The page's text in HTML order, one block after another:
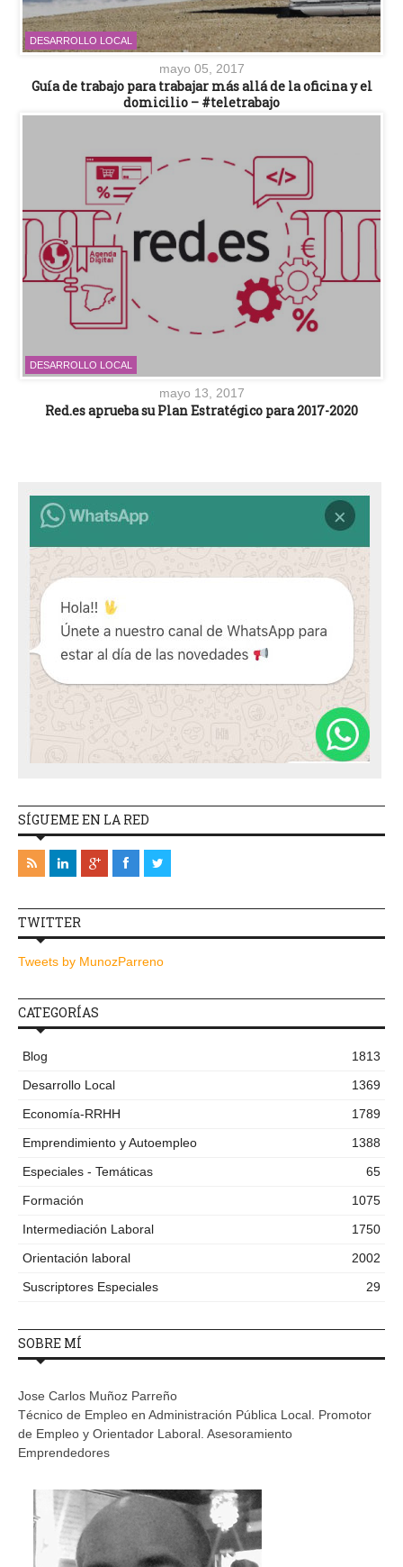
DESARROLLO LOCAL
mayo 05, 2017
Guía de trabajo para trabajar más allá de la oficina y el
domicilio – #teletrabajo
DESARROLLO LOCAL
mayo 13, 2017
Red.es aprueba su Plan Estratégico para 2017-2020
SÍGUEME EN LA RED
TWITTER
Tweets by MunozParreno
CATEGORÍAS
Blog
1813
Desarrollo Local
1369
Economía-RRHH
1789
Emprendimiento y Autoempleo
1388
Especiales - Temáticas
65
Formación
1075
Intermediación Laboral
1750
Orientación laboral
2002
Suscriptores Especiales
29
SOBRE MÍ
Jose Carlos Muñoz Parreño
Técnico de Empleo en Administración Pública Local. Promotor
de Empleo y Orientador Laboral. Asesoramiento
Emprendedores